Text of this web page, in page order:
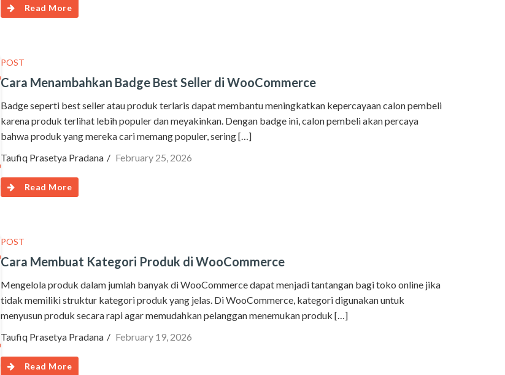
Read More
POST
Cara Menambahkan Badge Best Seller di WooCommerce
Badge seperti best seller atau produk terlaris dapat membantu meningkatkan kepercayaan calon pembeli
karena produk terlihat lebih populer dan meyakinkan. Dengan badge ini, calon pembeli akan percaya
bahwa produk yang mereka cari memang populer, sering […]
Taufiq Prasetya Pradana
February 25, 2026
Read More
POST
Cara Membuat Kategori Produk di WooCommerce
Mengelola produk dalam jumlah banyak di WooCommerce dapat menjadi tantangan bagi toko online jika
tidak memiliki struktur kategori produk yang jelas. Di WooCommerce, kategori digunakan untuk
menyusun produk secara rapi agar memudahkan pelanggan menemukan produk […]
Taufiq Prasetya Pradana
February 19, 2026
Read More